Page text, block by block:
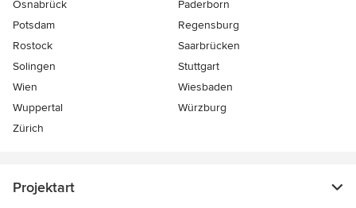
Osnabrück
Paderborn
Potsdam
Regensburg
Rostock
Saarbrücken
Solingen
Stuttgart
Wien
Wiesbaden
Wuppertal
Würzburg
Zürich
Projektart